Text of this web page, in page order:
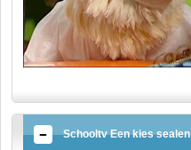
Schooltv Een kies sealen